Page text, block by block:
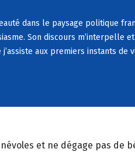
é dans le paysage politique fran
Son discours m’interpelle et
j’assiste aux premiers instants de
et ne dégage pas de